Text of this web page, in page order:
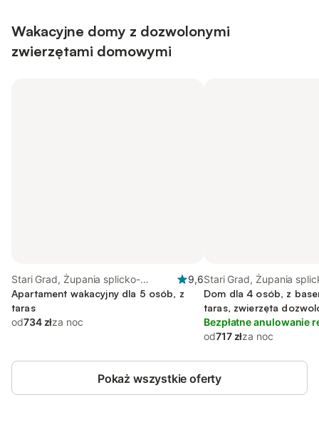
Wakacyjne domy z dozwolonymi
zwierzętami domowymi
Stari Grad, Żupania splicko-
dalmatyńska
9,6
Apartament wakacyjny dla 5 osób, z
taras
od734 złza noc
Stari Grad, Żupania
dalmatyńska
Dom dla 4 osób, z
taras, zwierzęta
Bezpłatne anulowanie
od717 złza noc
Pokaż wszystkie oferty